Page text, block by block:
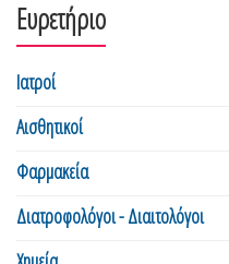
Ευρετήριο
Ιατροί
Αισθητικοί
Φαρμακεία
Διατροφολόγοι - Διαιτολόγοι